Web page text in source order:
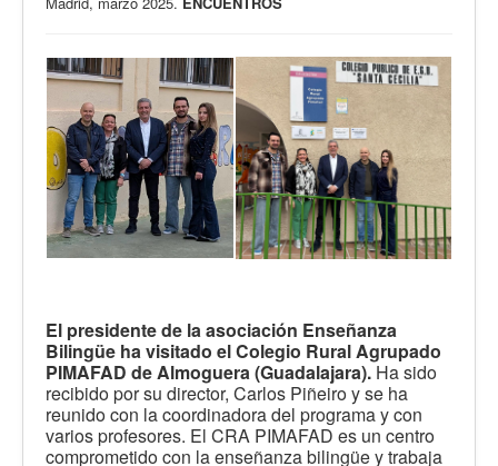
El presidente de la asociación Enseñanza
Bilingüe ha visitado el Colegio Rural Agrupado
PIMAFAD de Almoguera (Guadalajara). Ha sido
recibido por su director, Carlos Piñeiro y se ha
reunido con la coordinadora del programa y con
varios profesores. El CRA PIMAFAD es un centro
comprometido con la enseñanza bilingüe y trabaja